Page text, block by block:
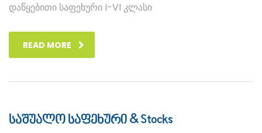
დაწყებითი საფეხური I-VI კლასი
READ MORE
საშუალო საფეხური & Stocks